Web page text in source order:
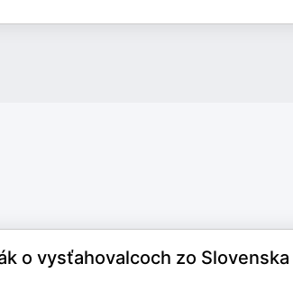
o vysťahovalcoch zo Slovenska